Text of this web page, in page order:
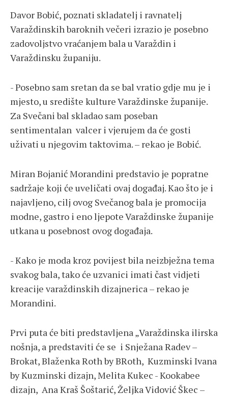
Davor Bobić, poznati skladatelj i ravnatelj
Varaždinskih baroknih večeri izrazio je posebno
zadovoljstvo vraćanjem bala u Varaždin i
Varaždinsku županiju.
- Posebno sam sretan da se bal vratio gdje mu je i
mjesto, u središte kulture Varaždinske županije.
Za Svečani bal skladao sam poseban
sentimentalan valcer i vjerujem da će gosti
uživati u njegovim taktovima. – rekao je Bobić.
Miran Bojanić Morandini predstavio je popratne
sadržaje koji će uveličati ovaj događaj. Kao što je i
najavljeno, cilj ovog Svečanog bala je promocija
modne, gastro i eno ljepote Varaždinske županije
utkana u posebnost ovog događaja.
- Kako je moda kroz povijest bila neizbježna tema
svakog bala, tako će uzvanici imati čast vidjeti
kreacije varaždinskih dizajnerica – rekao je
Morandini.
Prvi puta će biti predstavljena „Varaždinska ilirska
nošnja, a predstaviti će se i Snježana Radev –
Brokat, Blaženka Roth by BRoth, Kuzminski Ivana
by Kuzminski dizajn, Melita Kukec - Kookabee
dizajn, Ana Kraš Šoštarić, Željka Vidović Škec –